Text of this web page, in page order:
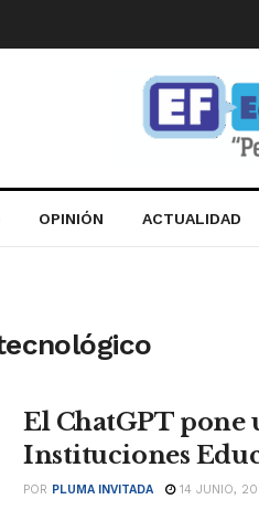
OPINIÓN ACTUALIDAD
El ChatGPT pone
Instituciones
POR PLUMA INVITADA 14 JUNIO,